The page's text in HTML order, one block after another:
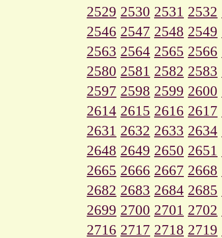
2529 2530 2531 2532
2546 2547 2548 2549
2563 2564 2565 2566
2580 2581 2582 2583
2597 2598 2599 2600
2614 2615 2616 2617
2631 2632 2633 2634
2648 2649 2650 2651
2665 2666 2667 2668
2682 2683 2684 2685
2699 2700 2701 2702
2716 2717 2718 2719